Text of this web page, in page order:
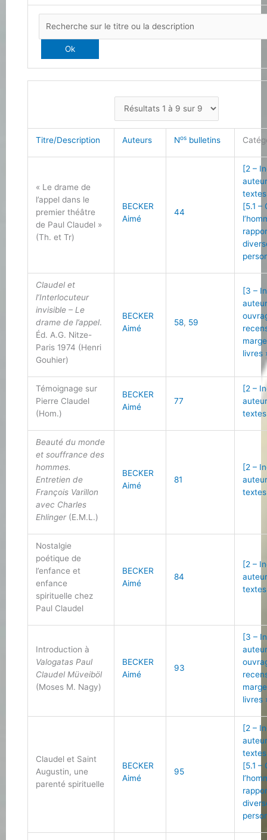
Titre/Description Auteurs Nos bulletins
« Le drame de
l’appel dans le
premier théâtre
de Paul Claudel »
(Th. et Tr)
BECKER
Aimé
44
[2 –
[5.1 –
Claudel et
l’Interlocuteur
invisible – Le
drame de l’appel.
Éd. A.G. Nitze-
Paris 1974 (Henri
Gouhier)
BECKER
Aimé
58, 59
[3 –
livres
Témoignage sur
Pierre Claudel
(Hom.)
BECKER
Aimé
77
[2 –
Beauté du monde
et souffrance des
hommes.
Entretien de
François Varillon
avec Charles
Ehlinger(E.M.L.)
BECKER
Aimé
81
[2 –
Nostalgie
poétique de
l’enfance et
enfance
spirituelle chez
Paul Claudel
BECKER
Aimé
84
[2 –
Introduction à
Valogatas Paul
Claudel Müveiböl
(Moses M. Nagy)
BECKER
Aimé
93
[3 –
livres
Claudel et Saint
Augustin, une
parenté spirituelle
BECKER
Aimé
95
[2 –
[5.1 –